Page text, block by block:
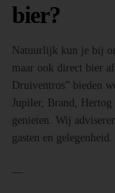
bier?
Natuurlijk kun je bij
maar ook direct bier
Druiventros” bieden
Jupiler, Brand,
genieten. Wij
gasten en gelegenheid.
—